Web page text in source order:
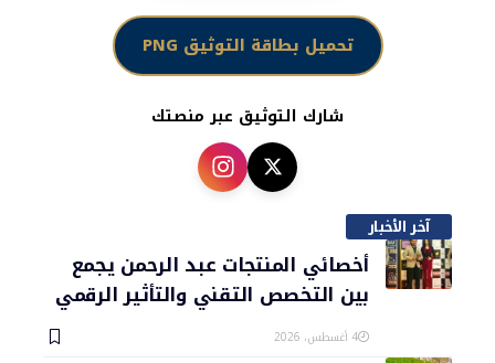
تحميل بطاقة التوثيق PNG
شارك التوثيق عبر منصتك
آخر الأخبار
أخصائي المنتجات عبد الرحمن يجمع
بين التخصص التقني والتأثير الرقمي
4 أغسطس، 2026